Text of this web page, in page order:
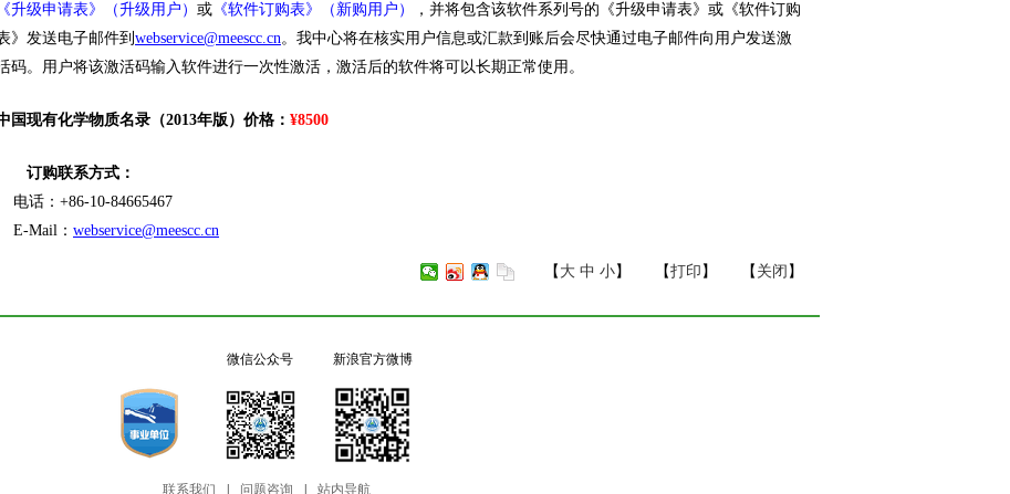
《升级申请表》（升级用户） 或 《软件订购表》（新购用户）
，并将包含该软件系列号的《升级申请表》或《软件订购
》发送电子邮件到webservice@meescc.cn。我中心将在核实用户信息或汇款到账后会尽快通过电子邮件向用户发送激
码。用户将该激活码输入软件进行一次性激活，激活后的软件将可以长期正常使用。
国现有化学物质名录（2013年版）价格： ¥8500
订购联系方式：
电话：+86-10-84665467
E-Mail： webservice@meescc.cn
【 大 中 小】 【打印 】 【 关闭 】
微信公众号 新浪官方微博
联系我们 问题咨询 站内导航